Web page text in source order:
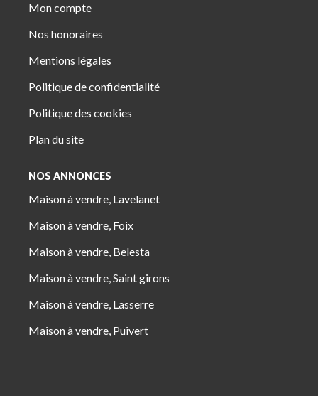
Mon compte
Nos honoraires
Mentions légales
Politique de confidentialité
Politique des cookies
Plan du site
NOS ANNONCES
Maison à vendre, Lavelanet
Maison à vendre, Foix
Maison à vendre, Belesta
Maison à vendre, Saint girons
Maison à vendre, Lasserre
Maison à vendre, Puivert